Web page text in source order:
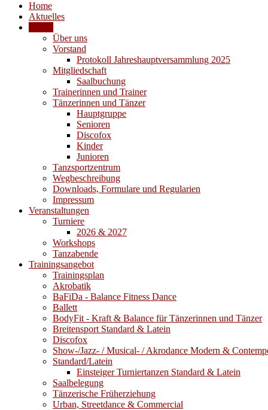
Home
Aktuelles
Über uns
Vorstand
Protokoll Jahreshauptversammlung 2025
Mitgliedschaft
Saalbuchung
Trainerinnen und Trainer
Tänzerinnen und Tänzer
Hauptgruppe
Senioren
Discofox
Kinder
Junioren
Tanzsportzentrum
Wegbeschreibung
Downloads, Formulare und Regularien
Impressum
Veranstaltungen
Turniere
2026 & 2027
Workshops
Tanzabende
Trainingsangebot
Trainingsplan
Akrobatik
BaFiDa - Balance Fitness Dance
Ballett
BodyFit - Kraft & Balance für Tänzerinnen und Tänzer
Breitensport Standard & Latein
Discofox
Show-/Jazz- / Musical- / Akrodance Modern &
Standard/Latein
Einsteiger Turniertanzen Standard & Latein
Saalbelegung
Tänzerische Früherziehung
Urban, Streetdance & Commercial